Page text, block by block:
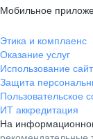
Мобильное
Этика и комплаенс
Оказание услуг
Использование
Защита
Пользовательское
ИТ аккредитация
На